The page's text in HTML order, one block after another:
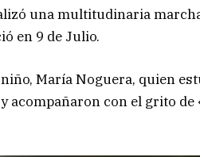
una multitudinaria
en 9 de Julio.
María Noguera, quien
acompañaron con el grito de